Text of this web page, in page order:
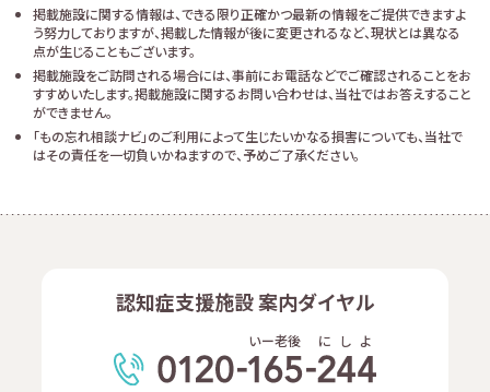
掲載施設に関する情報は、できる限り正確かつ最新の情報をご提供できますよ
う努力しておりますが、掲載した情報が後に変更されるなど、現状とは異なる
点が生じることもございます。
掲載施設をご訪問される場合には、事前にお電話などでご確認されることをお
すすめいたします。掲載施設に関するお問い合わせは、当社ではお答えすること
ができません。
「もの忘れ相談ナビ」のご利用によって生じたいかなる損害についても、当社で
はその責任を一切負いかねますので、予めご了承ください。
認知症支援施設 案内ダイヤル
いー老後 に し よ